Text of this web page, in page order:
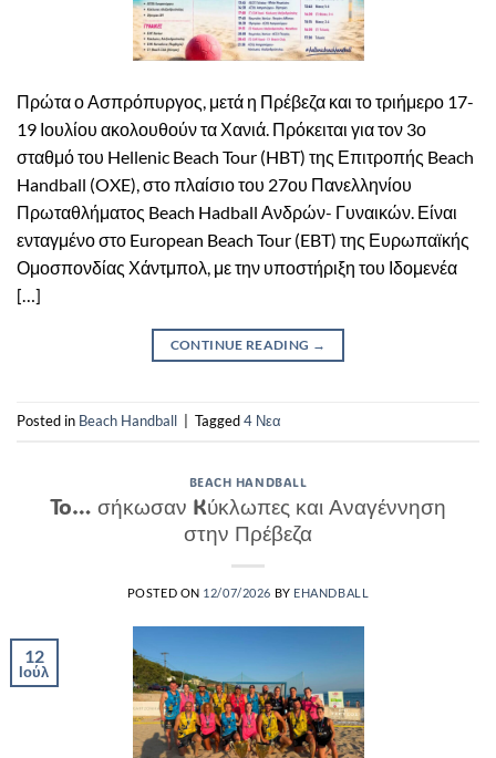
Πρώτα ο Ασπρόπυργος, μετά η Πρέβεζα και το τριήμερο 17-
19 Ιουλίου ακολουθούν τα Χανιά. Πρόκειται για τον 3ο
σταθμό του Hellenic Beach Tour (HBT) της Επιτροπής Beach
Handball (OXE), στο πλαίσιο του 27ου Πανελληνίου
Πρωταθλήματος Beach Hadball Ανδρών- Γυναικών. Είναι
ενταγμένο στο European Beach Tour (EBT) της Ευρωπαϊκής
Ομοσπονδίας Χάντμπολ, με την υποστήριξη του Ιδομενέα
[…]
CONTINUE READING →
Posted in Beach Handball Tagged4 Νεα
BEACH HANDBALL
To… σήκωσαν Kύκλωπες και Αναγέννηση
στην Πρέβεζα
POSTED ON 12/07/2026 BY EHANDBALL
12
Ιούλ